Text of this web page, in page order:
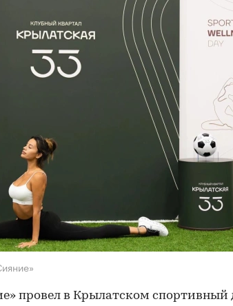
провел в Крылатском спортивный